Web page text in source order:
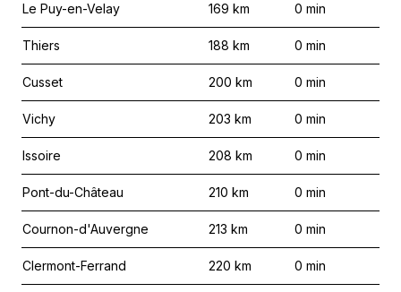
Le Puy-en-Velay 169 km 0 min
Thiers 188 km 0 min
Cusset 200 km 0 min
Vichy 203 km 0 min
Issoire 208 km 0 min
Pont-du-Château 210 km 0 min
Cournon-d'Auvergne 213 km 0 min
Clermont-Ferrand 220 km 0 min